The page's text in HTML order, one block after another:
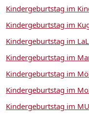
Kindergeburtstag im
Kindergeburtstag im
Kindergeburtstag im
Kindergeburtstag im
Kindergeburtstag im
Kindergeburtstag im
Kindergeburtstag im